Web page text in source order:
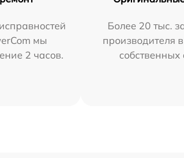
мы
2 часов.
Более 20 тыс.
производителя
собственных